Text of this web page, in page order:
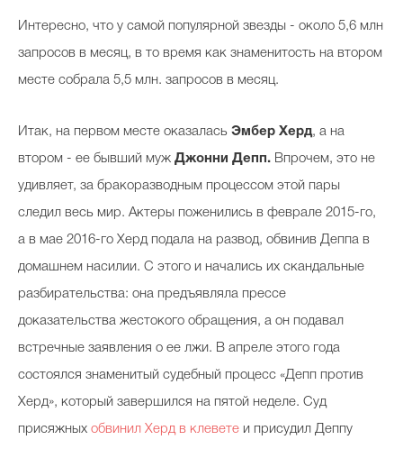
Интересно, что у самой популярной звезды - около 5,6 млн
запросов в месяц, в то время как знаменитость на втором
месте собрала 5,5 млн. запросов в месяц.
Итак, на первом месте оказалась Эмбер Херд, а на
втором - ее бывший муж Джонни Депп. Впрочем, это не
удивляет, за бракоразводным процессом этой пары
следил весь мир. Актеры поженились в феврале 2015-го,
а в мае 2016-го Херд подала на развод, обвинив Деппа в
домашнем насилии. С этого и начались их скандальные
разбирательства: она предъявляла прессе
доказательства жестокого обращения, а он подавал
встречные заявления о ее лжи. В апреле этого года
состоялся знаменитый судебный процесс «Депп против
Херд», который завершился на пятой неделе. Суд
присяжных обвинил Херд в клевете и присудил Деппу